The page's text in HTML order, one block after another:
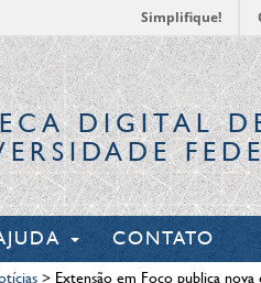
Simplifique!
DIGITAL
CONTATO
> Extensão em Foco publica nova